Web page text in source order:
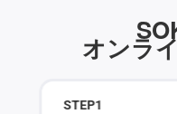
オンラ
STEP1